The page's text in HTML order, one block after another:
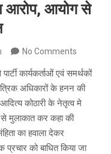
आरोप, आयोग से
No Comments
कार्यकर्ताओं एवं समर्थकों
अधिकारों के हनन की
कोठारी के नेतृत्व मे
से मुलाकात कर कहा की
का हवाला देकर
को बाधित किया जा